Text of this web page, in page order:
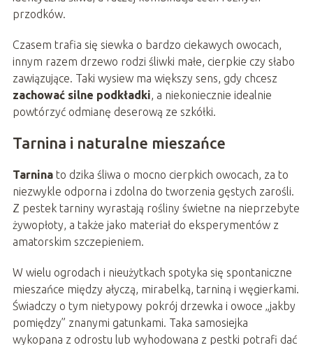
przodków.
Czasem trafia się siewka o bardzo ciekawych owocach,
innym razem drzewo rodzi śliwki małe, cierpkie czy słabo
zawiązujące. Taki wysiew ma większy sens, gdy chcesz
zachować silne podkładki, a niekoniecznie idealnie
powtórzyć odmianę deserową ze szkółki.
Tarnina i naturalne mieszańce
Tarninato dzika śliwa o mocno cierpkich owocach, za to
niezwykle odporna i zdolna do tworzenia gęstych zarośli.
Z pestek tarniny wyrastają rośliny świetne na nieprzebyte
żywopłoty, a także jako materiał do eksperymentów z
amatorskim szczepieniem.
W wielu ogrodach i nieużytkach spotyka się spontaniczne
mieszańce między ałyczą, mirabelką, tarniną i węgierkami.
Świadczy o tym nietypowy pokrój drzewka i owoce „jakby
pomiędzy” znanymi gatunkami. Taka samosiejka
wykopana z odrostu lub wyhodowana z pestki potrafi dać